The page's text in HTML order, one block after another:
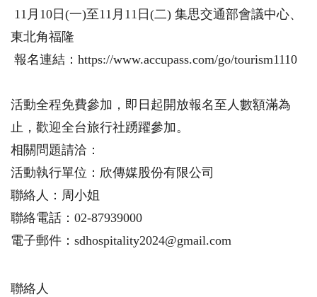
11月10日(一)至11月11日(二) 集思交通部會議中心、
東北角福隆
報名連結：https://www.accupass.com/go/tourism1110
活動全程免費參加，即日起開放報名至人數額滿為
止，歡迎全台旅行社踴躍參加。
相關問題請洽：
活動執行單位：欣傳媒股份有限公司
聯絡人：周小姐
聯絡電話：02-87939000
電子郵件：sdhospitality2024@gmail.com
聯絡人